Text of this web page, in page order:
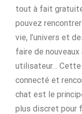
tout à fait
pouvez
vie, l’univers et
faire de
utilisateur…
connecté et
chat est le
plus discret pour